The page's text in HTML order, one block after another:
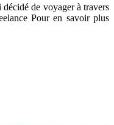
de voyager à travers
Pour en savoir plus